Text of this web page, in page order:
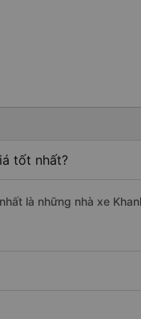
tốt nhất?
là những nhà xe